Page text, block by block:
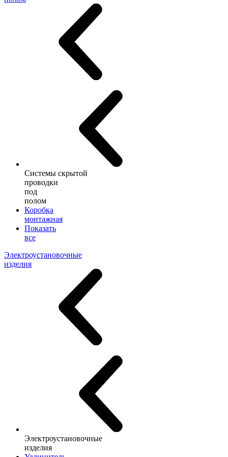
Системы скрытой
проводки
под
полом
Коробка
монтажная
Показать
все
Электроустановочные
изделия
Электроустановочные
изделия